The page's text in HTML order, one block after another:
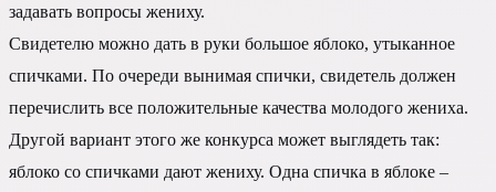
задавать вопросы жениху.
Свидетелю можно дать в руки большое яблоко, утыканное
спичками. По очереди вынимая спички, свидетель должен
перечислить все положительные качества молодого жениха.
Другой вариант этого же конкурса может выглядеть так:
яблоко со спичками дают жениху. Одна спичка в яблоке –